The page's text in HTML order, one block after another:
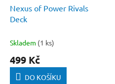
Nexus of Power Rivals
Deck
Skladem (1 ks)
499 Kč
DO KOŠÍKU